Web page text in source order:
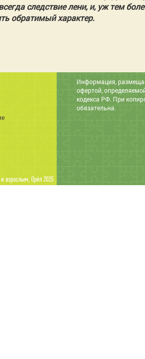
следствие лени, и, уж тем
обратимый характер.
взрослым, Орёл 2025
Информация,
офертой,
кодекса РФ. При
обязательна.